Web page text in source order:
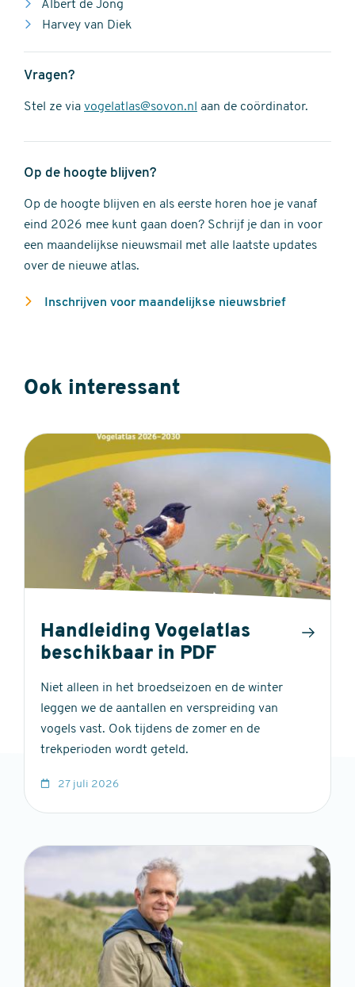
Albert de Jong
Harvey van Diek
Vragen?
Stel ze via vogelatlas@sovon.nl aan de coördinator.
Op de hoogte blijven?
Op de hoogte blijven en als eerste horen hoe je vanaf
eind 2026 mee kunt gaan doen? Schrijf je dan in voor
een maandelijkse nieuwsmail met alle laatste updates
over de nieuwe atlas.
Inschrijven voor maandelijkse nieuwsbrief
Ook interessant
Handleiding Vogelatlas
beschikbaar in PDF
Niet alleen in het broedseizoen en de winter
leggen we de aantallen en verspreiding van
vogels vast. Ook tijdens de zomer en de
trekperioden wordt geteld.
27 juli 2026